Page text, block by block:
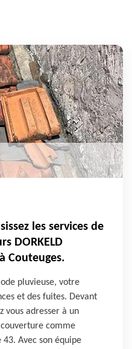
les services de
DORKELD
Couteuges.
pluvieuse, votre
et des fuites. Devant
vous adresser à un
comme
43. Avec son équipe